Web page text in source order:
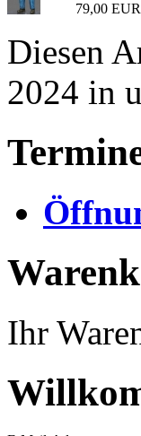
79,00 EUR
Diesen
2024 in
Ihr